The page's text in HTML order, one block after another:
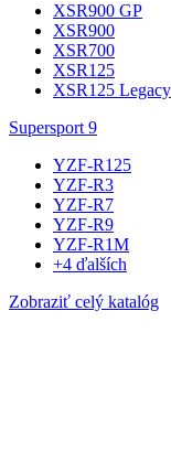
XSR900 GP
XSR900
XSR700
XSR125
XSR125 Legacy
Supersport 9
YZF-R125
YZF-R3
YZF-R7
YZF-R9
YZF-R1M
+4 ďalších
Zobraziť celý katalóg